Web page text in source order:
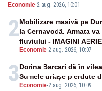
pensii
Economie·2 aug. 2026, 10:01
2
Economie-2 aug. 2026, 10:07
Mobilizare masivă pe
la Cernavodă. Armata
fluviului - IMAGINI
3 Economie-2 aug. 2026, 10:09
Dorina Barcari dă în
Sumele uriașe pierdute